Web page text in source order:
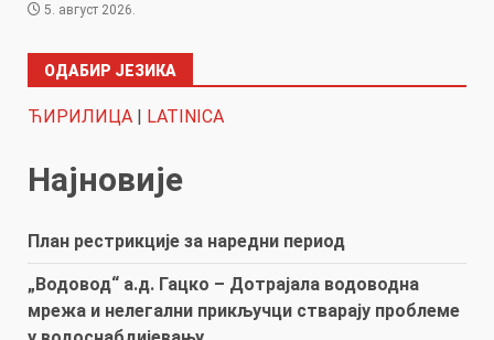
5. август 2026.
ОДАБИР ЈЕЗИКА
ЋИРИЛИЦА | LATINICA
Најновије
План рестрикције за наредни период
„Водовод“ а.д. Гацко – Дотрајала водоводна
мрежа и нелегални прикључци стварају проблеме